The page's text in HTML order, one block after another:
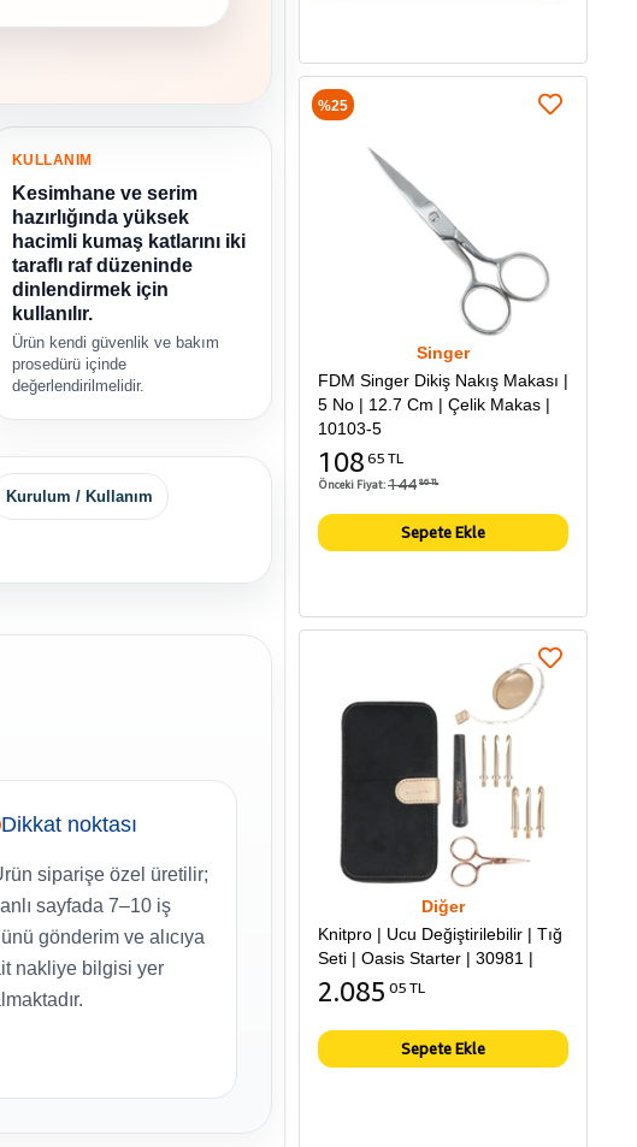
KULLANIM
Kesimhane ve serim
hazırlığında yüksek
hacimli kumaş katlarını iki
taraflı raf düzeninde
dinlendirmek için
kullanılır.
Ürün kendi güvenlik ve bakım
prosedürü içinde
değerlendirilmelidir.
Kurulum / Kullanım
Dikkat noktası
siparişe özel üretilir;
sayfada 7–10 iş
gönderim ve alıcıya
nakliye bilgisi yer
Singer
FDM Singer Dikiş Nakış Makası |
5 No | 12.7 Cm | Çelik Makas |
10103-5
108 65 TL
Önceki Fiyat:144 86 TL
Sepete Ekle
%25
Diğer
Knitpro | Ucu Değiştirilebilir | Tığ
Seti | Oasis Starter | 30981 |
2.085 05 TL
Sepete Ekle